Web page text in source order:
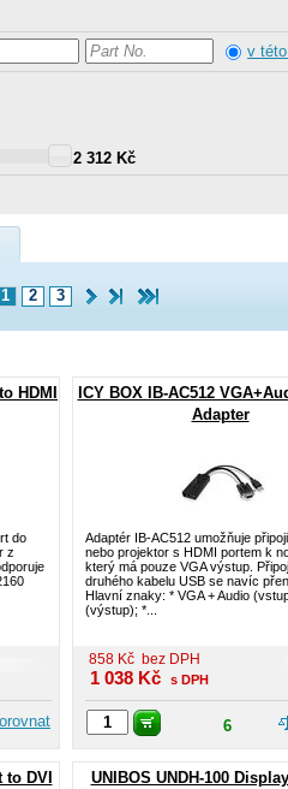
v
2 312 Kč
1 2 3
HDMI
do
z
ICY BOX IB-AC512
Adapter
Adaptér IB-AC512 umožňuje
nebo projektor s HDMI portem k
který má pouze VGA výstup.
druhého kabelu USB se navíc
Hlavní znaky: * VGA + Audio
(výstup); *...
858 Kč bez DPH
1 038 Kč s DPH
6
to DVI
UNIBOS UNDH-100